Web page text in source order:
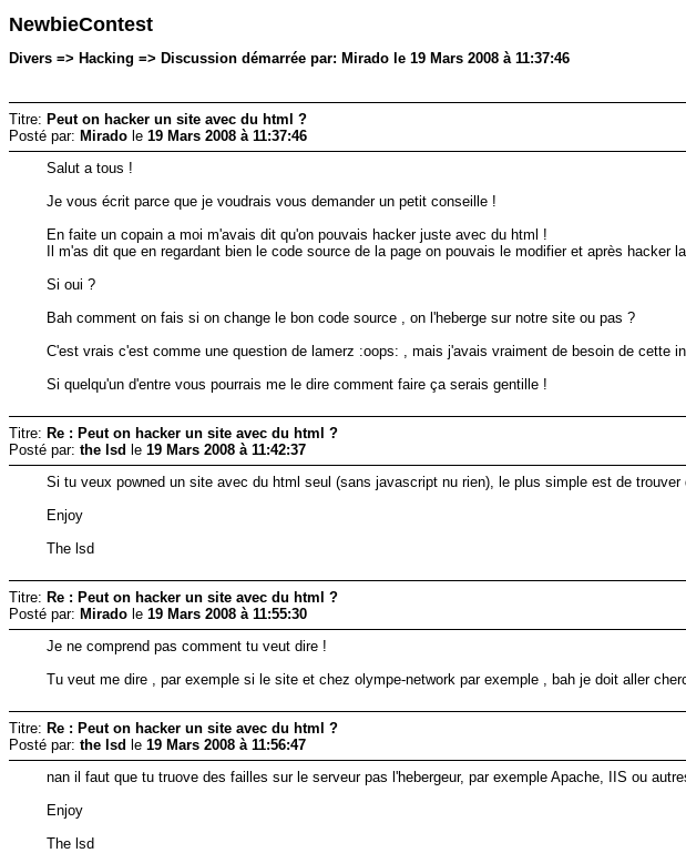
NewbieContest
Divers => Hacking => Discussion démarrée par: Mirado le 19 Mars 2008 à 11:37:46
Titre: Peut on hacker un site avec du html ?
Posté par: Mirado le 19 Mars 2008 à 11:37:46
Salut a tous !
Je vous écrit parce que je voudrais vous demander un petit conseille !
En faite un copain a moi m'avais dit qu'on pouvais hacker juste avec du html !
Il m'as dit que en regardant bien le code source de la page on pouvais le modifier et après hacker
Si oui ?
Bah comment on fais si on change le bon code source , on l'heberge sur notre site ou pas ?
C'est vrais c'est comme une question de lamerz :oops: , mais j'avais vraiment de besoin de cette
Si quelqu'un d'entre vous pourrais me le dire comment faire ça serais gentille !
Titre: Re : Peut on hacker un site avec du html ?
Posté par: the lsd le 19 Mars 2008 à 11:42:37
Si tu veux powned un site avec du html seul (sans javascript nu rien), le plus simple est de
Enjoy
The lsd
Titre: Re : Peut on hacker un site avec du html ?
Posté par: Mirado le 19 Mars 2008 à 11:55:30
Je ne comprend pas comment tu veut dire !
Tu veut me dire , par exemple si le site et chez olympe-network par exemple , bah je doit aller
Titre: Re : Peut on hacker un site avec du html ?
Posté par: the lsd le 19 Mars 2008 à 11:56:47
nan il faut que tu truove des failles sur le serveur pas l'hebergeur, par exemple Apache, IIS ou
Enjoy
The lsd